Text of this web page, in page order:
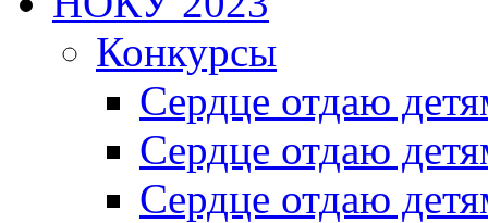
Конкурсы
Сердце отдаю
Сердце отдаю
Сердце отдаю